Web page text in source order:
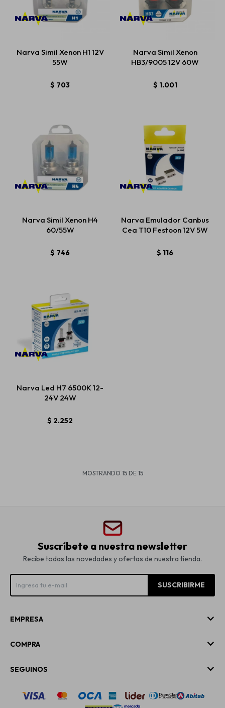
Narva Simil Xenon H1 12V
55W
$ 703
Narva Simil Xenon
HB3/9005 12V 60W
$ 1.001
Narva Simil Xenon H4
60/55W
$ 746
Narva Emulador Canbus
Cea T10 Festoon 12V 5W
$ 116
Narva Led H7 6500K 12-
24V 24W
$ 2.252
MOSTRANDO 15DE 15
Suscríbete a nuestra newsletter
Recibe todas las novedades y ofertas de nuestra tienda.
SUSCRIBIRME
EMPRESA
COMPRA
SEGUINOS